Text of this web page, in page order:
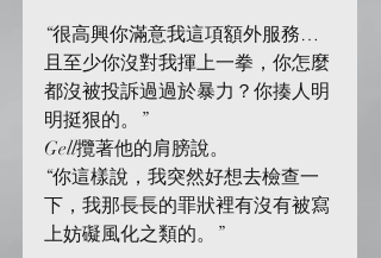
“很高興你滿意我這項額外服務…
且至少你沒對我揮上一拳，你怎麼
都沒被投訴過過於暴力？你揍人明
明挺狠的。”
Gell攬著他的肩膀說。
“你這樣說，我突然好想去檢查一
下，我那長長的罪狀裡有沒有被寫
上妨礙風化之類的。”